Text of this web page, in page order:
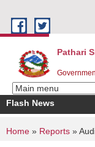
Pathari
Flash News
You are
Home » Reports »